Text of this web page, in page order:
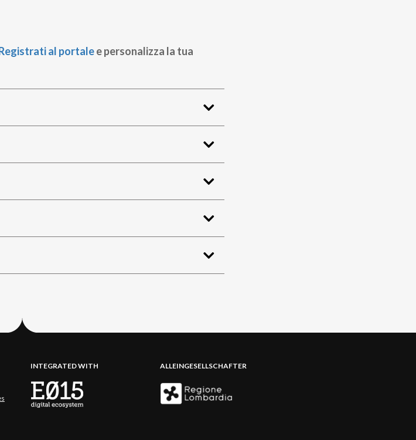
al portalee personalizza la tua
INTEGRATED WITH ALLEINGESELLSCHAFTER